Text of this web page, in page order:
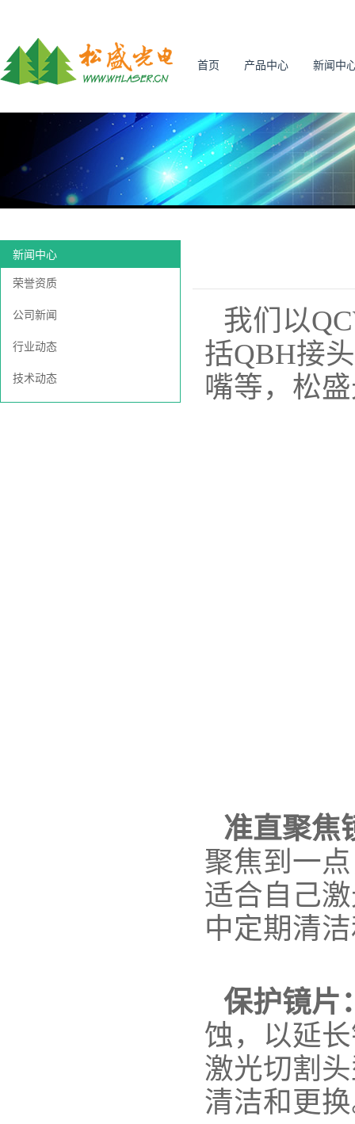
首页 产品中心 新闻中
新闻中心
荣誉资质
公司新闻
行业动态
技术动态
我们以
括QBH接
嘴等， 松
准直聚焦
聚焦到一
适合自己
中定期清
保护镜片
蚀，以延
激光切割
清洁和更